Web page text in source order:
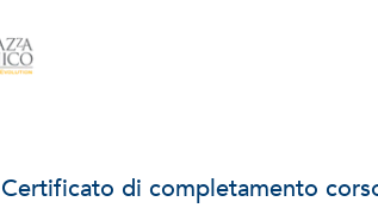
Certificato di completamento